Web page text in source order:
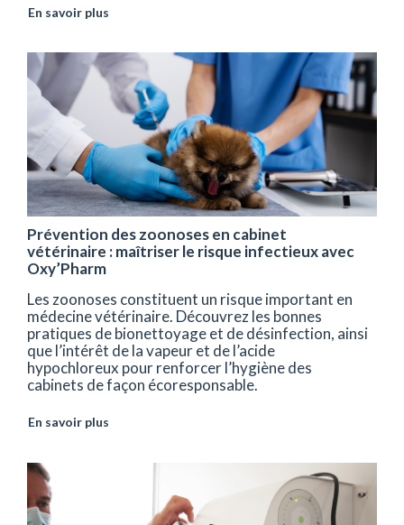
En savoir plus
Prévention des zoonoses en cabinet
vétérinaire : maîtriser le risque infectieux avec
Oxy’Pharm
Les zoonoses constituent un risque important en
médecine vétérinaire. Découvrez les bonnes
pratiques de bionettoyage et de désinfection, ainsi
que l’intérêt de la vapeur et de l’acide
hypochloreux pour renforcer l’hygiène des
cabinets de façon écoresponsable.
En savoir plus